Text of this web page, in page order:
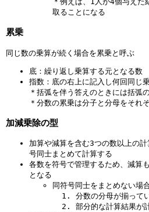
数
=
数
正
の
負
の
数
の
数
の
=
正
の
取ることになる
累乗
同じ数の乗算が続く場合を累乗と呼ぶ
底：繰り返し乗算する元となる数
指数：底の右上に記入し何回同じ
＊括弧を伴う答えのときには括弧
＊分数の累乗は分子と分母をそれ
加減乗除の型
加算や減算を含む3つの数以上の
号同士まとめて計算する
各数を符号で管理するため、減算
となる
同符号同士をまとめない場
分数の分母が揃って
部分的な計算結果が